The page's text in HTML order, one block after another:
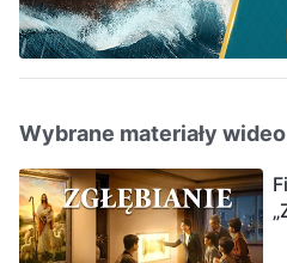
Wybrane materiały wideo